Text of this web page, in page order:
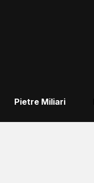
Pietre Miliari